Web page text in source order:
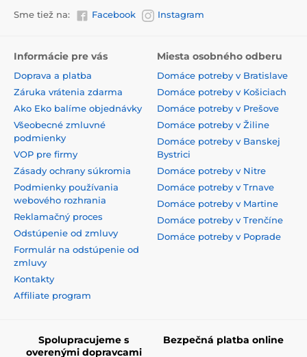
Sme tiež na: Facebook Instagram
Informácie pre vás
Doprava a platba
Záruka vrátenia zdarma
Ako Eko balíme objednávky
Všeobecné zmluvné
podmienky
VOP pre firmy
Zásady ochrany súkromia
Podmienky používania
webového rozhrania
Reklamačný proces
Odstúpenie od zmluvy
Formulár na odstúpenie od
zmluvy
Kontakty
Affiliate program
Miesta osobného odberu
Domáce potreby v Bratislave
Domáce potreby v Košiciach
Domáce potreby v Prešove
Domáce potreby v Žiline
Domáce potreby v Banskej
Bystrici
Domáce potreby v Nitre
Domáce potreby v Trnave
Domáce potreby v Martine
Domáce potreby v Trenčíne
Domáce potreby v Poprade
Spolupracujeme s
overenými dopravcami
Bezpečná platba online